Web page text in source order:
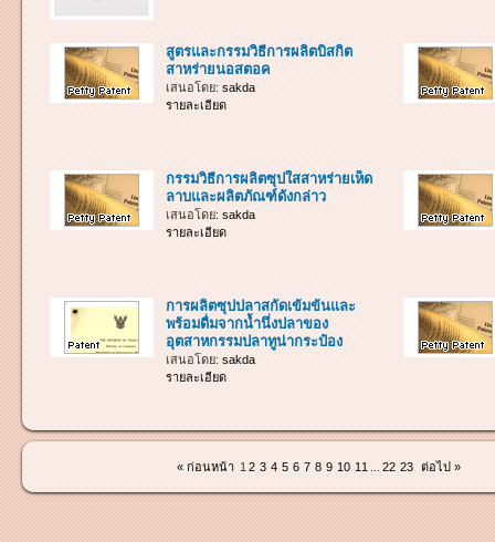
สูตรและกรรมวิธีการผลิตบิสกิต
สาหร่ายนอสตอค
เสนอโดย: sakda
รายละเอียด
กรรมวิธีการผลิตซุปใสสาหร่ายเห็ด
ลาบและผลิตภัณฑ์ดังกล่าว
เสนอโดย: sakda
รายละเอียด
การผลิตซุปปลาสกัดเข้มข้นและ
พร้อมดื่มจากน้ำนึ่งปลาของ
อุตสาหกรรมปลาทูน่ากระป๋อง
เสนอโดย: sakda
รายละเอียด
« ก่อนหน้า 1 2 3 4 5 6 7 8 9 10 11 22 23 ต่อไป »